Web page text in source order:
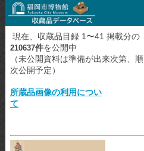
現在、収蔵品目録 1〜41 掲載分の
210637件を公開中
（未公開資料は準備が出来次第、順
次公開予定）
所蔵品画像の利用につい
て